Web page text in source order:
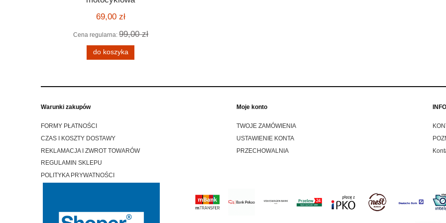
69,00 zł
Cena regularna: 99,00 zł
do koszyka
Warunki zakupów
FORMY PŁATNOŚCI
CZAS I KOSZTY DOSTAWY
REKLAMACJA I ZWROT TOWARÓW
REGULAMIN SKLEPU
POLITYKA PRYWATNOŚCI
Moje konto
TWOJE ZAMÓWIENIA
USTAWIENIE KONTA
PRZECHOWALNIA